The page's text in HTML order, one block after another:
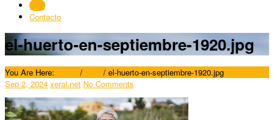
Blog
Contacto
el-huerto-en-septiembre-1920.jpg
You Are Here: / / el-huerto-en-septiembre-1920.jpg
Sep 2, 2024 xeral.net No Comments